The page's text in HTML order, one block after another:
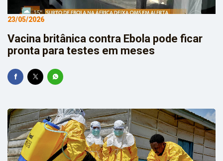
23/05/2026
Vacina britânica contra Ebola pode ficar
pronta para testes em meses